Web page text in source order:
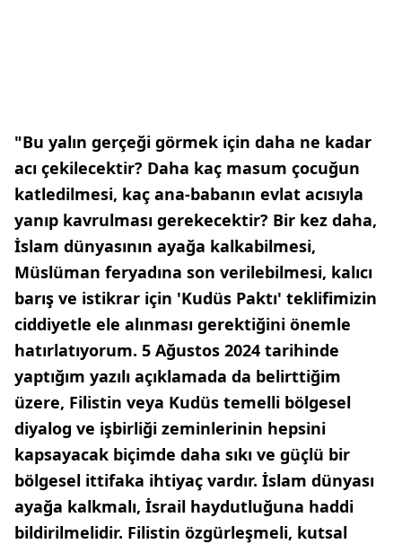
"Bu yalın gerçeği görmek için daha ne kadar
acı çekilecektir? Daha kaç masum çocuğun
katledilmesi, kaç ana-babanın evlat acısıyla
yanıp kavrulması gerekecektir? Bir kez daha,
İslam dünyasının ayağa kalkabilmesi,
Müslüman feryadına son verilebilmesi, kalıcı
barış ve istikrar için 'Kudüs Paktı' teklifimizin
ciddiyetle ele alınması gerektiğini önemle
hatırlatıyorum. 5 Ağustos 2024 tarihinde
yaptığım yazılı açıklamada da belirttiğim
üzere, Filistin veya Kudüs temelli bölgesel
diyalog ve işbirliği zeminlerinin hepsini
kapsayacak biçimde daha sıkı ve güçlü bir
bölgesel ittifaka ihtiyaç vardır. İslam dünyası
ayağa kalkmalı, İsrail haydutluğuna haddi
bildirilmelidir. Filistin özgürleşmeli, kutsal